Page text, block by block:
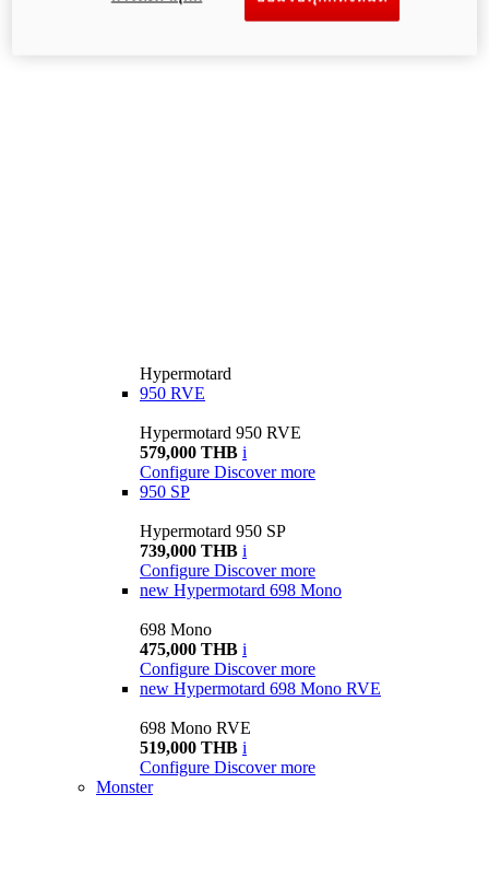
Hypermotard
950 RVE
Hypermotard 950 RVE
579,000 THB i
Configure Discover more
950 SP
Hypermotard 950 SP
739,000 THB i
Configure Discover more
new Hypermotard 698 Mono
698 Mono
475,000 THB i
Configure Discover more
new Hypermotard 698 Mono RVE
698 Mono RVE
519,000 THB i
Configure Discover more
Monster